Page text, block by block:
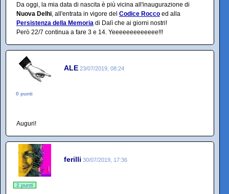
Da oggi, la mia data di nascita è più vicina all'inaugurazione di
Nuova Delhi , all'entrata in vigore del Codice Rocco ed alla
Persistenza della Memoria di Dalì che ai giorni nostri!
Però 22/7 continua a fare 3 e 14. Yeeeeeeeeeeeee!!!
ALE 23/07/2019, 08:24
0 punti
Auguri!
ferilli 30/07/2019, 17:36
2 punti